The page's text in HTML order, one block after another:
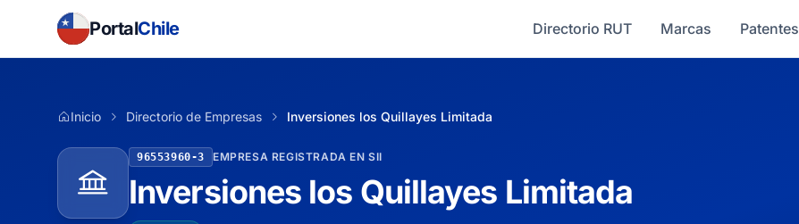
PortalChile Directorio RUT Marcas Patentes
Inicio Directorio de Empresas Inversiones los Quillayes Limitada
96553960-3 EMPRESA REGISTRADA EN SII
Inversiones los Quillayes Limitada